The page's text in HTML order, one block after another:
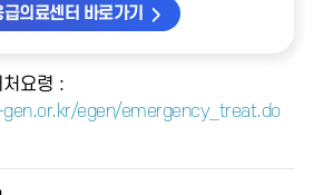
의료센터 바로가기
요령 :
egen/emergency_treat.do